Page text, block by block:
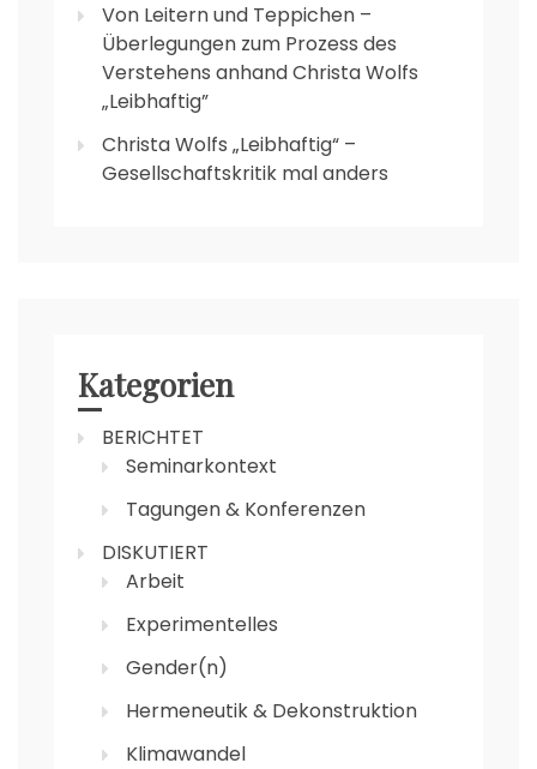
Von Leitern und Teppichen –
Überlegungen zum Prozess des
Verstehens anhand Christa Wolfs
„Leibhaftig”
Christa Wolfs „Leibhaftig“ –
Gesellschaftskritik mal anders
Kategorien
BERICHTET
Seminarkontext
Tagungen & Konferenzen
DISKUTIERT
Arbeit
Experimentelles
Gender(n)
Hermeneutik & Dekonstruktion
Klimawandel